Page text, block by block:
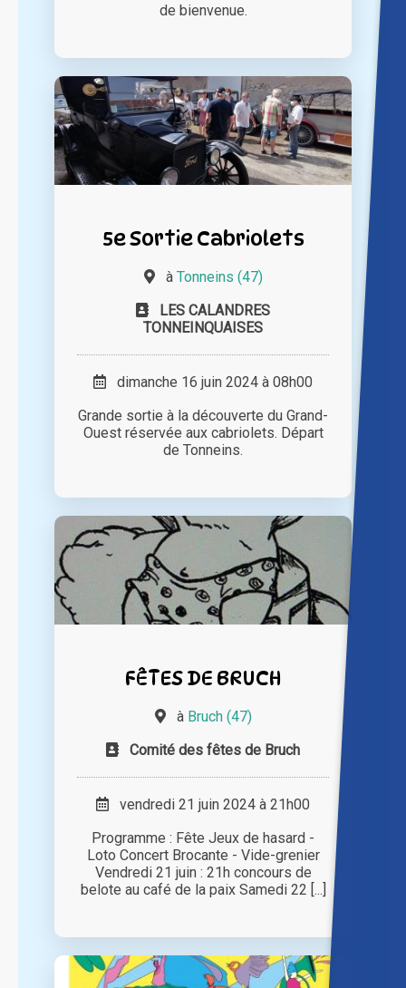
de bienvenue.
5e Sortie Cabriolets
à Tonneins (47)
LES CALANDRES
TONNEINQUAISES
dimanche 16 juin 2024 à 08h00
Grande sortie à la découverte du Grand-
Ouest réservée aux cabriolets. Départ
de Tonneins.
FÊTES DE BRUCH
à Bruch (47)
Comité des fêtes de Bruch
vendredi 21 juin 2024 à 21h00
Programme : Fête Jeux de hasard -
Loto Concert Brocante - Vide-grenier
Vendredi 21 juin : 21h concours de
belote au café de la paix Samedi 22 [...]